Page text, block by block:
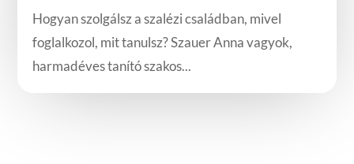
Hogyan szolgálsz a szalézi családban, mivel
foglalkozol, mit tanulsz? Szauer Anna vagyok,
harmadéves tanító szakos...